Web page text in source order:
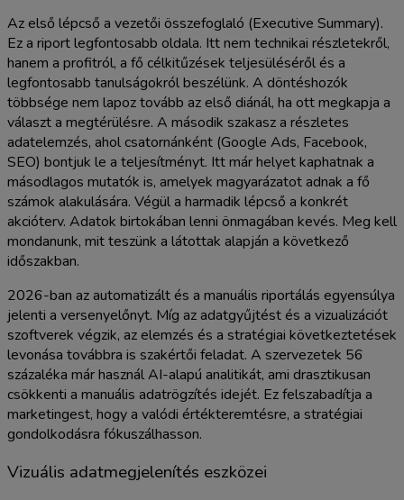
Az első lépcső a vezetői összefoglaló (Executive Summary).
Ez a riport legfontosabb oldala. Itt nem technikai részletekről,
hanem a profitról, a fő célkitűzések teljesüléséről és a
legfontosabb tanulságokról beszélünk. A döntéshozók
többsége nem lapoz tovább az első diánál, ha ott megkapja a
választ a megtérülésre. A második szakasz a részletes
adatelemzés, ahol csatornánként (Google Ads, Facebook,
SEO) bontjuk le a teljesítményt. Itt már helyet kaphatnak a
másodlagos mutatók is, amelyek magyarázatot adnak a fő
számok alakulására. Végül a harmadik lépcső a konkrét
akcióterv. Adatok birtokában lenni önmagában kevés. Meg kell
mondanunk, mit teszünk a látottak alapján a következő
időszakban.
2026-ban az automatizált és a manuális riportálás egyensúlya
jelenti a versenyelőnyt. Míg az adatgyűjtést és a vizualizációt
szoftverek végzik, az elemzés és a stratégiai következtetések
levonása továbbra is szakértői feladat. A szervezetek 56
százaléka már használ AI-alapú analitikát, ami drasztikusan
csökkenti a manuális adatrögzítés idejét. Ez felszabadítja a
marketingest, hogy a valódi értékteremtésre, a stratégiai
gondolkodásra fókuszálhasson.
Vizuális adatmegjelenítés eszközei